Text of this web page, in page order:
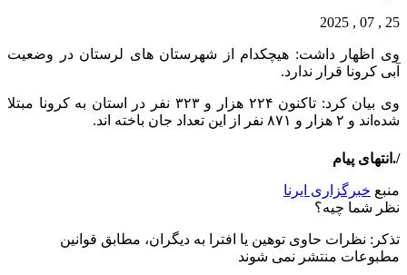
25 , 07 , 2025
وی اظهار داشت: هیچکدام از شهرستان های لرستان در وضعیت
آبی کرونا قرار ندارد.
وی بیان کرد: تاکنون ۲۲۴ هزار و ۳۲۳ نفر در استان به کرونا مبتلا
شده‌اند و ۲ هزار و ۸۷۱ نفر از این تعداد جان باخته اند.
/.انتهای پیام
منبع خبرگزاری ایرنا
نظر شما چیه؟
تذكر: نظرات حاوی توهين يا افترا به ديگران، مطابق قوانين
مطبوعات منتشر نمی شوند